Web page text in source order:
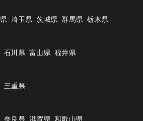
埼玉県 茨城県 群馬県 栃木県
石川県 富山県 福井県
三重県
奈良県 滋賀県 和歌山県